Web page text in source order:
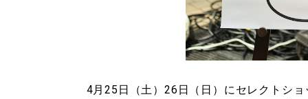
4月25日（土）26日（日）にセレクトショ